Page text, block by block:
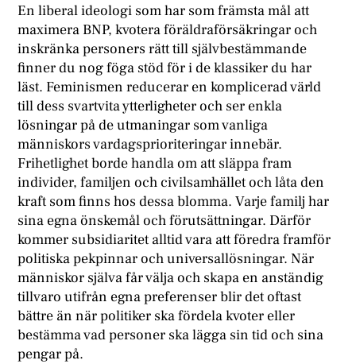
En liberal ideologi som har som främsta mål att
maximera BNP, kvotera föräldraförsäkringar och
inskränka personers rätt till självbestämmande
finner du nog föga stöd för i de klassiker du har
läst. Feminismen reducerar en komplicerad värld
till dess svartvita ytterligheter och ser enkla
lösningar på de utmaningar som vanliga
människors vardagsprioriteringar innebär.
Frihetlighet borde handla om att släppa fram
individer, familjen och civilsamhället och låta den
kraft som finns hos dessa blomma. Varje familj har
sina egna önskemål och förutsättningar. Därför
kommer subsidiaritet alltid vara att föredra framför
politiska pekpinnar och universallösningar. När
människor själva får välja och skapa en anständig
tillvaro utifrån egna preferenser blir det oftast
bättre än när politiker ska fördela kvoter eller
bestämma vad personer ska lägga sin tid och sina
pengar på.